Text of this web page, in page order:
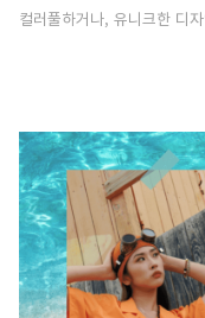
컬러풀하거나, 유니크한 디